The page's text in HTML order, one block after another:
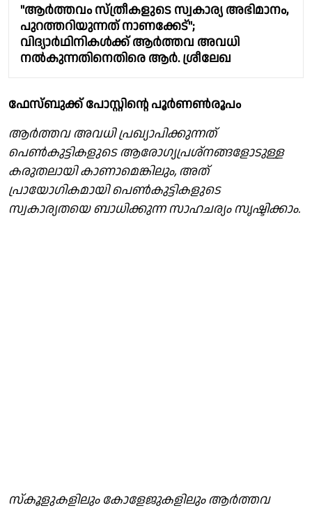
"ആർത്തവം സ്ത്രീകളുടെ സ്വകാര്യ അഭിമാനം,
പുറത്തറിയുന്നത് നാണക്കേട്";
വിദ്യാർഥിനികൾക്ക് ആർത്തവ അവധി
നൽകുന്നതിനെതിരെ ആർ. ശ്രീലേഖ
ഫേസ്ബുക്ക് പോസ്റ്റിൻ്റെ പൂർണൺരൂപം
ആർത്തവ അവധി പ്രഖ്യാപിക്കുന്നത്
പെൺകുട്ടികളുടെ ആരോഗ്യപ്രശ്നങ്ങളോടുള്ള
കരുതലായി കാണാമെങ്കിലും, അത്
പ്രായോഗികമായി പെൺകുട്ടികളുടെ
സ്വകാര്യതയെ ബാധിക്കുന്ന സാഹചര്യം സൃഷ്ടിക്കാം.
സ്കൂളുകളിലും കോളേജുകളിലും ആർത്തവ